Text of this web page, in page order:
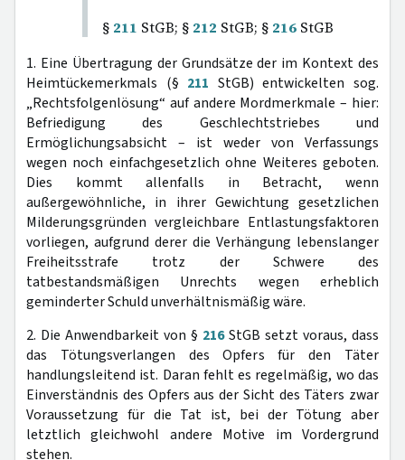
§ 211 StGB; § 212 StGB; § 216 StGB
1. Eine Übertragung der Grundsätze der im Kontext des
Heimtückemerkmals (§ 211 StGB) entwickelten sog.
„Rechtsfolgenlösung“ auf andere Mordmerkmale – hier:
Befriedigung des Geschlechtstriebes und
Ermöglichungsabsicht – ist weder von Verfassungs
wegen noch einfachgesetzlich ohne Weiteres geboten.
Dies kommt allenfalls in Betracht, wenn
außergewöhnliche, in ihrer Gewichtung gesetzlichen
Milderungsgründen vergleichbare Entlastungsfaktoren
vorliegen, aufgrund derer die Verhängung lebenslanger
Freiheitsstrafe trotz der Schwere des
tatbestandsmäßigen Unrechts wegen erheblich
geminderter Schuld unverhältnismäßig wäre.
2. Die Anwendbarkeit von § 216StGB setzt voraus, dass
das Tötungsverlangen des Opfers für den Täter
handlungsleitend ist. Daran fehlt es regelmäßig, wo das
Einverständnis des Opfers aus der Sicht des Täters zwar
Voraussetzung für die Tat ist, bei der Tötung aber
letztlich gleichwohl andere Motive im Vordergrund
stehen.